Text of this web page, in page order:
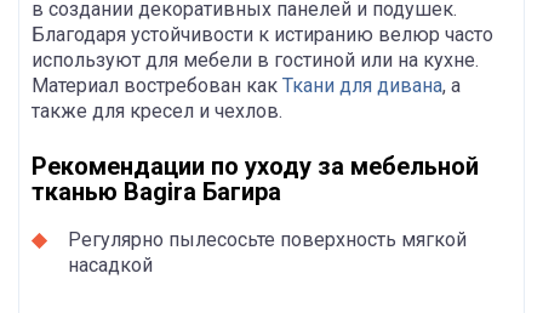
в создании декоративных панелей и подушек.
Благодаря устойчивости к истиранию велюр часто
используют для мебели в гостиной или на кухне.
Материал востребован как Ткани для дивана, а
также для кресел и чехлов.
Рекомендации по уходу за мебельной
тканью Bagira Багира
Регулярно пылесосьте поверхность мягкой
насадкой